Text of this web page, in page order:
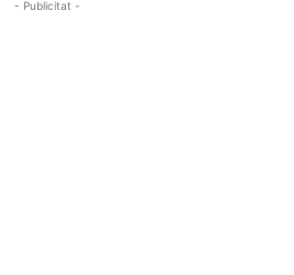
- Publicitat -